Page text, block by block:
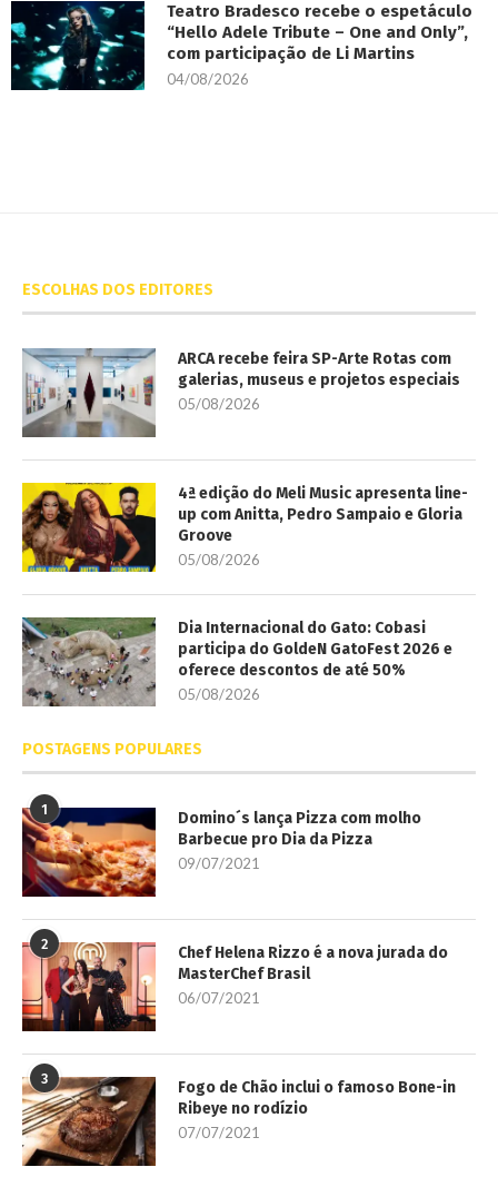
Teatro Bradesco recebe o espetáculo
“Hello Adele Tribute – One and Only”,
com participação de Li Martins
04/08/2026
ESCOLHAS DOS EDITORES
ARCA recebe feira SP-Arte Rotas com
galerias, museus e projetos especiais
05/08/2026
4ª edição do Meli Music apresenta line-
up com Anitta, Pedro Sampaio e Gloria
Groove
05/08/2026
Dia Internacional do Gato: Cobasi
participa do GoldeN GatoFest 2026 e
oferece descontos de até 50%
05/08/2026
POSTAGENS POPULARES
1
Domino´s lança Pizza com molho
Barbecue pro Dia da Pizza
09/07/2021
2
Chef Helena Rizzo é a nova jurada do
MasterChef Brasil
06/07/2021
3
Fogo de Chão inclui o famoso Bone-in
Ribeye no rodízio
07/07/2021